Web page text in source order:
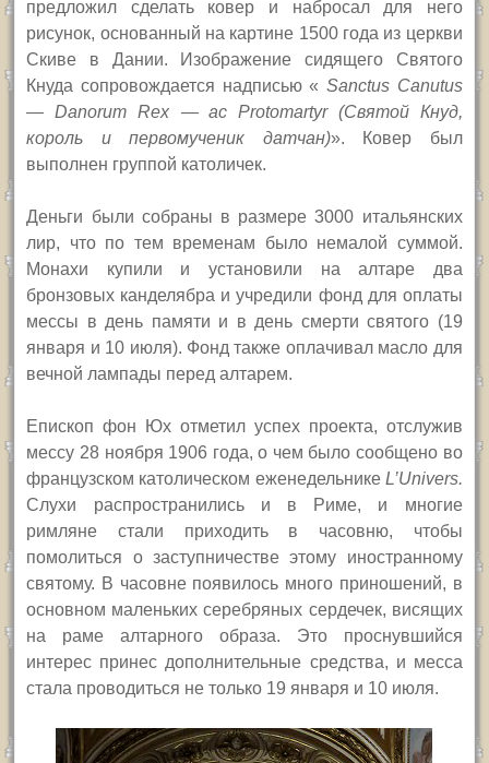
предложил сделать ковер и набросал для него
рисунок, основанный на картине 1500 года из церкви
Скиве в Дании. Изображение сидящего Святого
Кнуда сопровождается надписью « Sanctus Canutus
— Danorum Rex
— ac Protomartyr (Святой Кнуд,
король и первомученик датчан)». Ковер был
выполнен группой католичек.
Деньги были собраны в размере 3000 итальянских
лир, что по тем временам было немалой суммой.
Монахи купили и установили на алтаре два
бронзовых канделябра и учредили фонд для оплаты
мессы в день памяти и в день смерти святого (19
января и 10 июля). Фонд также оплачивал масло для
вечной лампады перед алтарем.
Епископ фон Юх отметил успех проекта, отслужив
мессу 28 ноября 1906 года, о чем было сообщено во
французском католическом еженедельнике L’Univers.
Слухи распространились и в Риме, и многие
римляне стали приходить в часовню, чтобы
помолиться о заступничестве этому иностранному
святому. В часовне появилось много приношений, в
основном маленьких серебряных сердечек, висящих
на раме алтарного образа. Это проснувшийся
интерес принес дополнительные средства, и месса
стала проводиться не только 19 января и 10 июля.